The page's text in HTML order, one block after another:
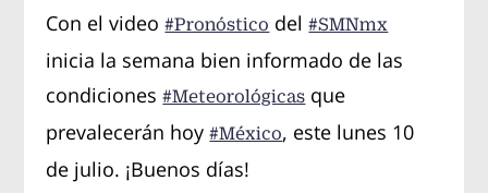
Con el video#Pronóstico del#SMNmx
inicia la semana bien informado de las
condiciones#Meteorológicas que
prevalecerán hoy#México, este lunes 10
de julio. ¡Buenos días!